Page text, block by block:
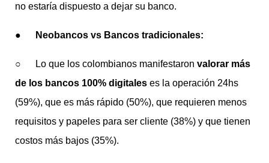
no estaría dispuesto a dejar su banco.
● Neobancos vs Bancos tradicionales:
○ Lo que los colombianos manifestaron valorar más
de los bancos 100% digitales es la operación 24hs
(59%), que es más rápido (50%), que requieren menos
requisitos y papeles para ser cliente (38%) y que tienen
costos más bajos (35%).